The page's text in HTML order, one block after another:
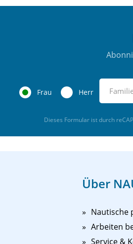
Frau Herr
Dieses Formular ist durch
Über
Nautische
Arbeiten
Service &